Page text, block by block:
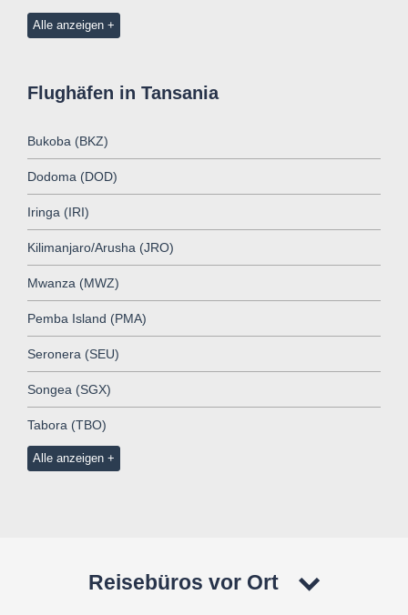
Alle anzeigen
Flughäfen in Tansania
Bukoba (BKZ)
Dodoma (DOD)
Iringa (IRI)
Kilimanjaro/Arusha (JRO)
Mwanza (MWZ)
Pemba Island (PMA)
Seronera (SEU)
Songea (SGX)
Tabora (TBO)
Alle anzeigen
Reisebüros vor Ort